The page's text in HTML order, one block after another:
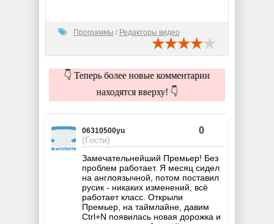
Программы / Редакторы видео
👇 Теперь более новые комментарии
находятся вверху! 👇
06310500yu
(Гости)
0
Замечательнейший Премьер! Без
проблем работает. Я месяц сидел
на англоязычной, потом поставил
русик - никаких изменений, всё
работает класс. Открыли
Премьер, на таймлайне, давим
Ctrl+N появилась новая дорожка и